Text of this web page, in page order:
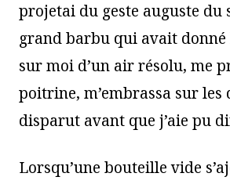
projetai du geste auguste du
grand barbu qui avait donné
sur moi d’un air résolu, me
poitrine, m’embrassa sur les
disparut avant que j’aie pu
Lorsqu’une bouteille vide